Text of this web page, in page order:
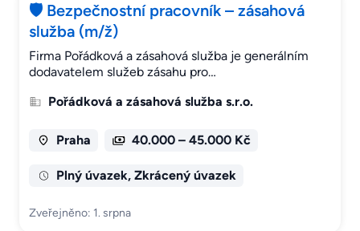
🛡️ Bezpečnostní pracovník – zásahová
služba (m/ž)
Firma Pořádková a zásahová služba je generálním
dodavatelem služeb zásahu pro…
Pořádková a zásahová služba s.r.o.
Praha 40.000 – 45.000 Kč
Plný úvazek, Zkrácený úvazek
Zveřejněno: 1. srpna